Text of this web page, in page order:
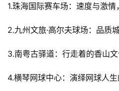
1.珠海国际赛车场：速度与激
2.九州文旅·高尔夫球场：品质
3.南粤古驿道：行走着的香山
4.横琴网球中心：演绎网球人